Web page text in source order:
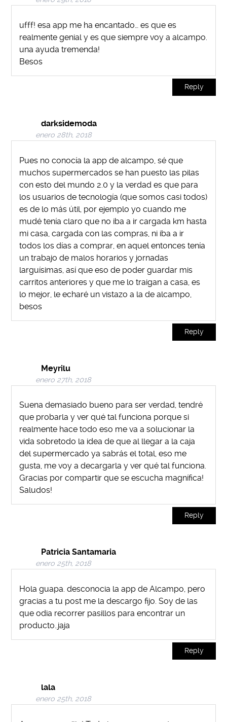
ufff! esa app me ha encantado… es que es
realmente genial y es que siempre voy a alcampo.
una ayuda tremenda!
Besos
Reply
darksidemoda
enero 28th, 2018
Pues no conocía la app de alcampo, sé que
muchos supermercados se han puesto las pilas
con esto del mundo 2.0 y la verdad es que para
los usuarios de tecnología (que somos casi todos)
es de lo más útil, por ejemplo yo cuando me
mudé tenía claro que no iba a ir cargada km hasta
mi casa, cargada con las compras, ni iba a ir
todos los días a comprar, en aquel entonces tenía
un trabajo de malos horarios y jornadas
larguísimas, así que eso de poder guardar mis
carritos anteriores y que me lo traigan a casa, es
lo mejor, le echaré un vistazo a la de alcampo,
besos
Reply
Meyrilu
enero 27th, 2018
Suena demasiado bueno para ser verdad, tendré
que probarla y ver qué tal funciona porque si
realmente hace todo eso me va a solucionar la
vida sobretodo la idea de que al llegar a la caja
del supermercado ya sabrás el total, eso me
gusta, me voy a decargarla y ver qué tal funciona.
Gracias por compartir que se escucha magnífica!
Saludos!
Reply
Patricia Santamaria
enero 25th, 2018
Hola guapa. desconocia la app de Alcampo, pero
gracias a tu post me la descargo fijo. Soy de las
que odia recorrer pasillos para encontrar un
producto..jaja
Reply
lala
enero 25th, 2018